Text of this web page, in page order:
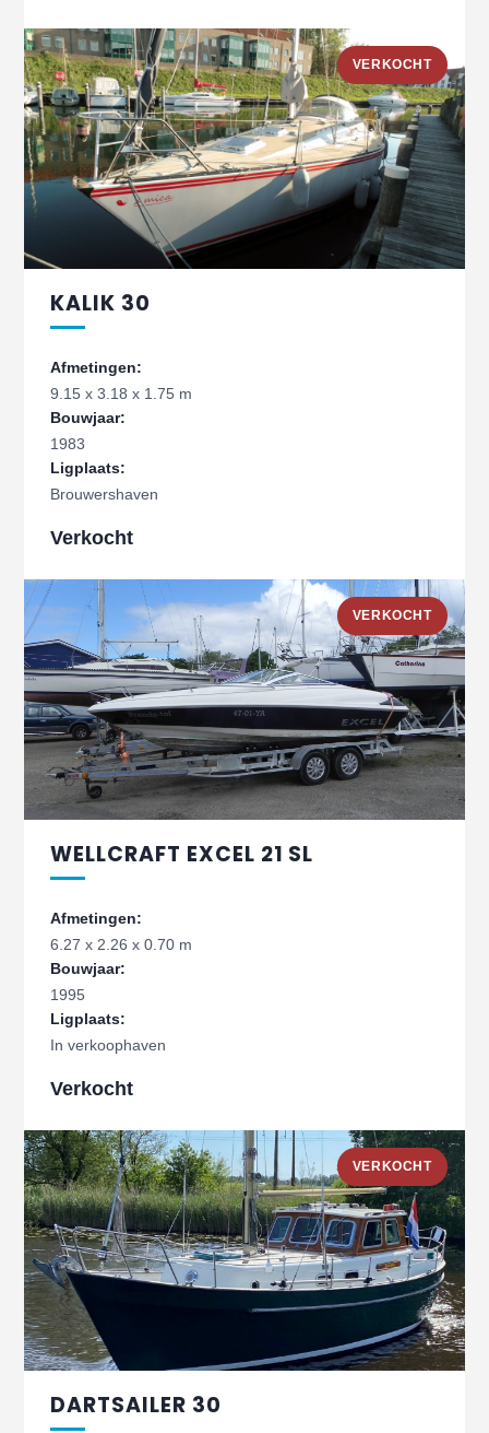
VERKOCHT
KALIK 30
Afmetingen:
9.15 x 3.18 x 1.75 m
Bouwjaar:
1983
Ligplaats:
Brouwershaven
Verkocht
VERKOCHT
WELLCRAFT EXCEL 21 SL
Afmetingen:
6.27 x 2.26 x 0.70 m
Bouwjaar:
1995
Ligplaats:
In verkoophaven
Verkocht
VERKOCHT
DARTSAILER 30